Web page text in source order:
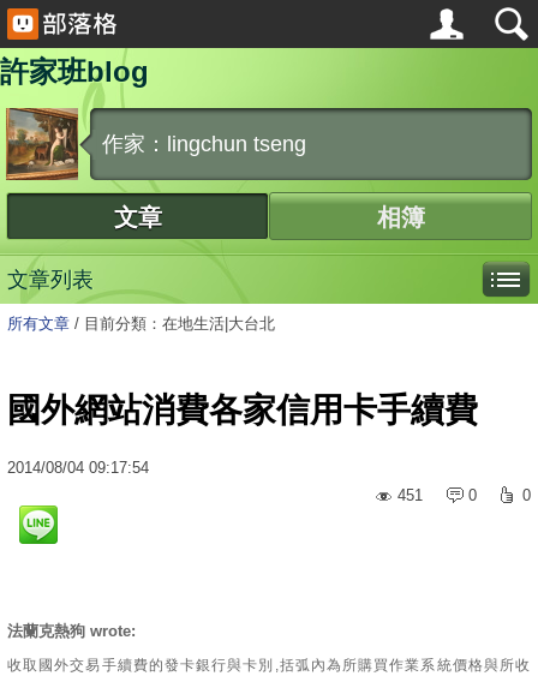
許家班blog
作家：lingchun tseng
文章 相簿
文章列表
所有文章 / 目前分類：在地生活|大台北
國外網站消費各家信用卡手續費
2014/08/04 09:17:54
451
0 0
法蘭克熱狗 wrote:
收取國外交易手續費的發卡銀行與卡別,括弧內為所購買作業系統價格與所收